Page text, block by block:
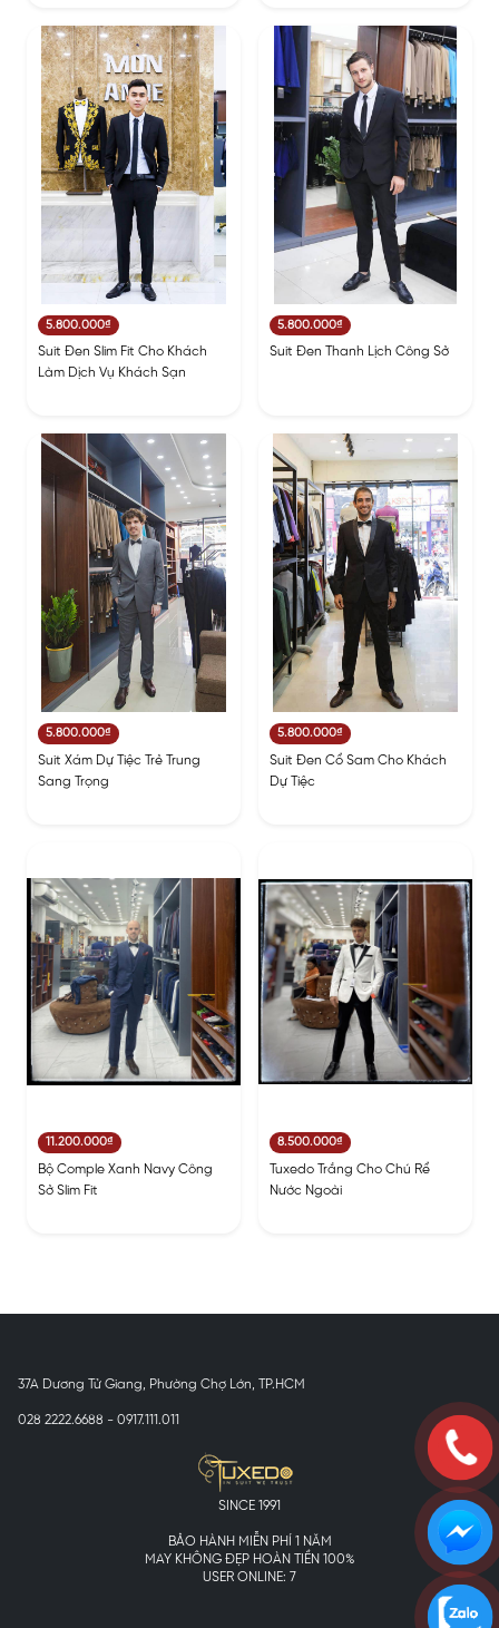
5.800.000₫
Suit Đen Slim Fit Cho Khách
Làm Dịch Vụ Khách Sạn
5.800.000₫
Suit Đen Thanh Lịch Công Sở
5.800.000₫
Suit Xám Dự Tiệc Trẻ Trung
Sang Trọng
5.800.000₫
Suit Đen Cổ Sam Cho Khách
Dự Tiệc
11.200.000₫
Bộ Comple Xanh Navy Công
Sở Slim Fit
8.500.000₫
Tuxedo Trắng Cho Chú Rể
Nước Ngoài
37A Dương Tử Giang, Phường Chợ Lớn, TP.HCM
028 2222.6688 - 0917.111.011
SINCE 1991
BẢO HÀNH MIỄN PHÍ 1 NĂM
MAY KHÔNG ĐẸP HOÀN TIỀN 100%
USER ONLINE: 7